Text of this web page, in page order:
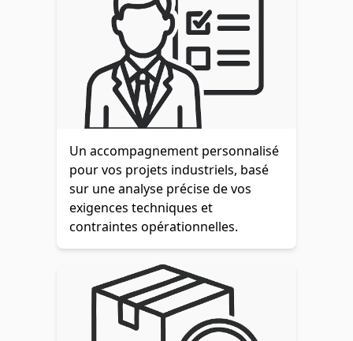
Un accompagnement personnalisé
pour vos projets industriels, basé
sur une analyse précise de vos
exigences techniques et
contraintes opérationnelles.